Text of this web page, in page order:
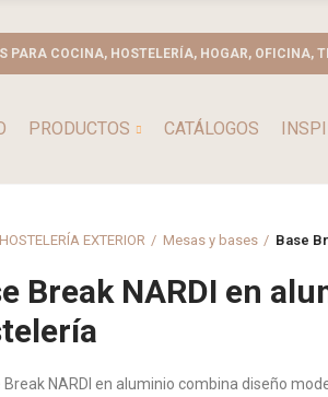
PARA COCINA, HOSTELERÍA, HOGAR, OFICINA,
PRODUCTOS CATÁLOGOS
HOSTELERÍA EXTERIOR Mesas y bases Base
Break NARDI en
Break NARDI en aluminio combina diseño